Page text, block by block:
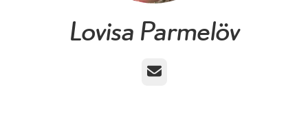
Lovisa Parmelöv
E-post